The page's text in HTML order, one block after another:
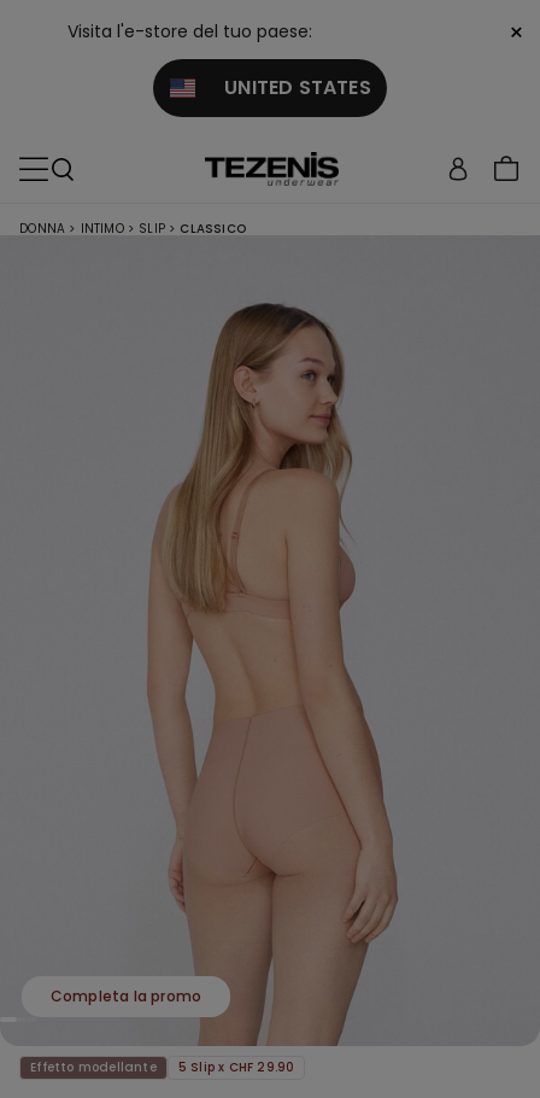
Visita l'e-store del tuo paese:
UNITED STATES
×
DONNA > INTIMO > SLIP > CLASSICO
Completa la promo
Effetto modellante 5 Slip x CHF 29.90